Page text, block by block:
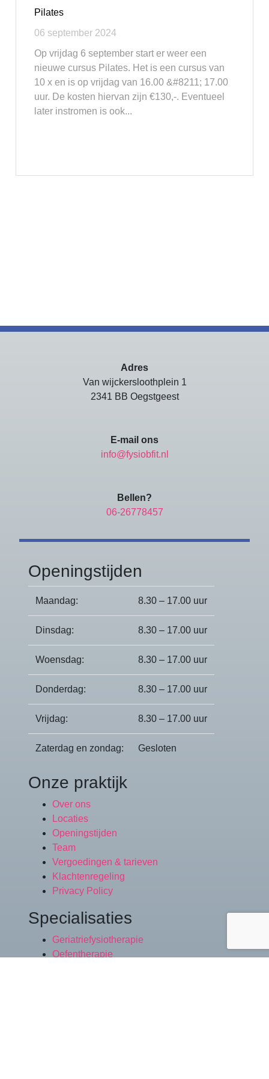
Pilates
06 september 2024
Op vrijdag 6 september start er weer een
nieuwe cursus Pilates. Het is een cursus van
10 x en is op vrijdag van 16.00 &#8211; 17.00
uur. De kosten hiervan zijn €130,-. Eventueel
later instromen is ook...
Adres
Van wijckersloothplein 1
2341 BB Oegstgeest
E-mail ons
info@fysiobfit.nl
Bellen?
06-26778457
Openingstijden
Maandag: 8.30 – 17.00 uur
Dinsdag: 8.30 – 17.00 uur
Woensdag: 8.30 – 17.00 uur
Donderdag: 8.30 – 17.00 uur
Vrijdag: 8.30 – 17.00 uur
Zaterdag en zondag: Gesloten
Onze praktijk
Over ons
Locaties
Openingstijden
Team
Vergoedingen & tarieven
Klachtenregeling
Privacy Policy
Specialisaties
Geriatriefysiotherapie
Oefentherapie